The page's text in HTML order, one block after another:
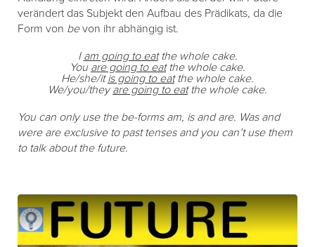
verändert das Subjekt den Aufbau des Prädikats, da die
Form von bevon ihr abhängig ist.
I am going to eatthe whole cake.
You are going to eatthe whole cake.
He/she/itis going to eatthe whole cake.
We/you/theyare going to eatthe whole cake.
You can only use the be-forms am, is and are. Was and
were are exclusive to past tenses and you can’t use them
to talk about the future.